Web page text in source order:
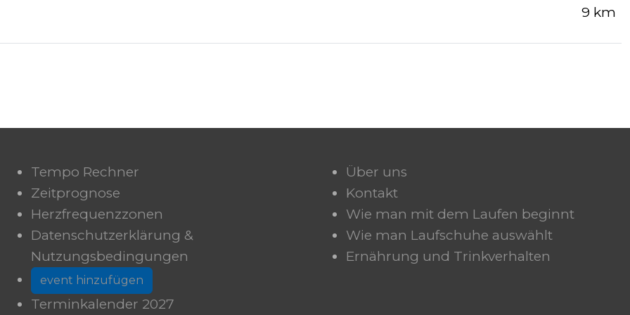
9 km
Tempo Rechner
Zeitprognose
Herzfrequenzzonen
Datenschutzerklärung &
Nutzungsbedingungen
event hinzufügen
Terminkalender 2027
Über uns
Kontakt
Wie man mit dem Laufen beginnt
Wie man Laufschuhe auswählt
Ernährung und Trinkverhalten